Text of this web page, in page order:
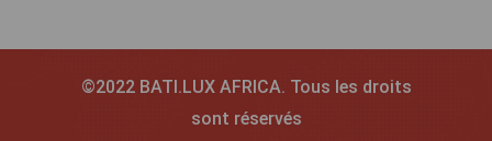
©2022 BATI.LUX AFRICA. Tous les droits
sont réservés